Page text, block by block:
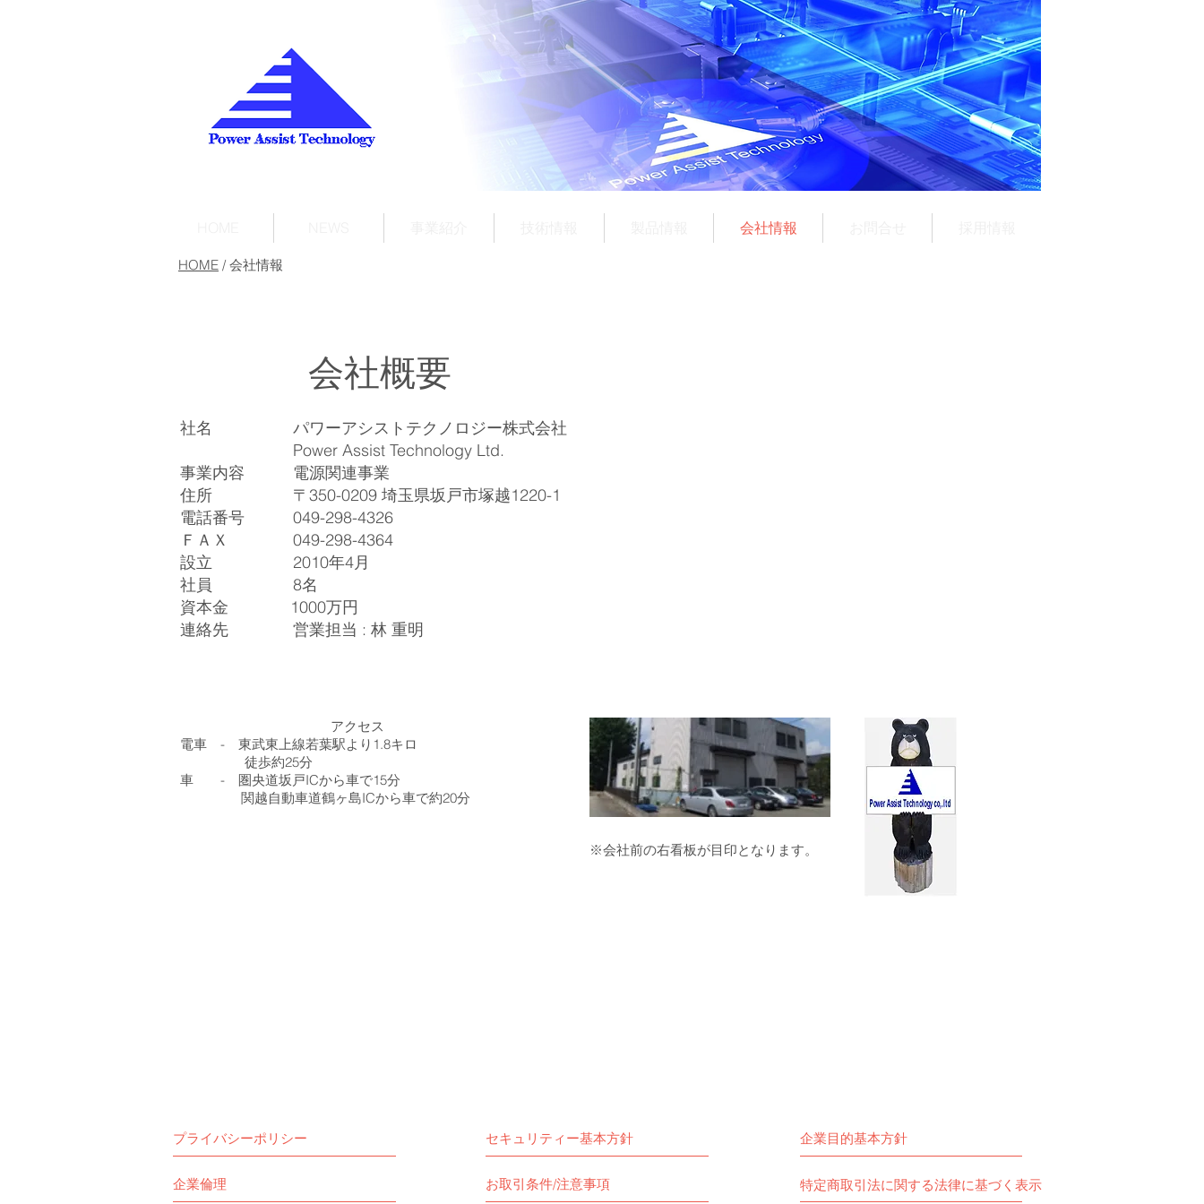
会社情報
HOME /会社情報
​ 会社概要
社名 パワーアシストテクノロジー株式会社
Power Assist Technology Ltd.
事業内容 電源関連事業
住所 〒350-0209 埼玉県坂戸市塚越1220-1
電話番号 049-298-4326
ＦＡＸ 049-298-4364
設立 2010年4月
社員 8名
資本金 1000万円
連絡先 営業担当 : 林 重明
アクセス
電車 - 東武東上線若葉駅より1.8キロ
徒歩約25分
車 - 圏央道坂戸ICから車で15分
関越自動車道鶴ヶ島ICから車で約20分
※会社前の右看板が目印となります。
企業倫理 お取引条件/注意事項
プライバシーポリシー セキュリティー基本方針 企業目的基本方針
特定商取引法に関する法律に基づく表示